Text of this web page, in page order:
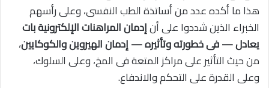
هذا ما أكده عدد من أساتذة الطب النفسى، وعلى رأسهم
الخبراء الذين شددوا على أنإدمان المراهنات الإلكترونية بات
يعادل — فى خطورته وتأثيره — إدمان الهيروين والكوكايين،
من حيث التأثير على مراكز المتعة فى المخ، وعلى السلوك،
وعلى القدرة على التحكم والاندفاع.